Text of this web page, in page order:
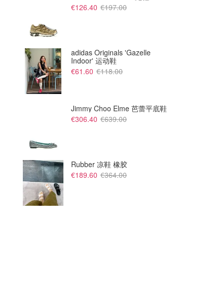
€126.40 €197.00
adidas Originals 'Gazelle
Indoor' 运动鞋
€61.60 €118.00
Jimmy Choo Elme 芭蕾平底鞋
€306.40 €639.00
Rubber 凉鞋 橡胶
€189.60 €364.00